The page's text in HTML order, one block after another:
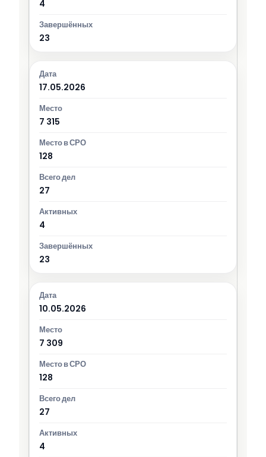
4
23
17.05.2026
7 315
128
27
4
23
10.05.2026
7 309
128
27
4